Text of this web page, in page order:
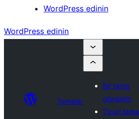
WordPress edinin
WordPress edinin
Temalar
Bir tema
gönderin
Ticari tema